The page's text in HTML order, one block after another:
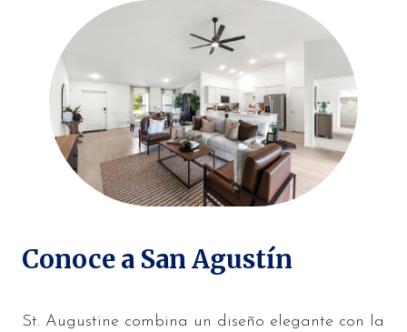
Conoce a San Agustín
St. Augustine combina un diseño elegante con la